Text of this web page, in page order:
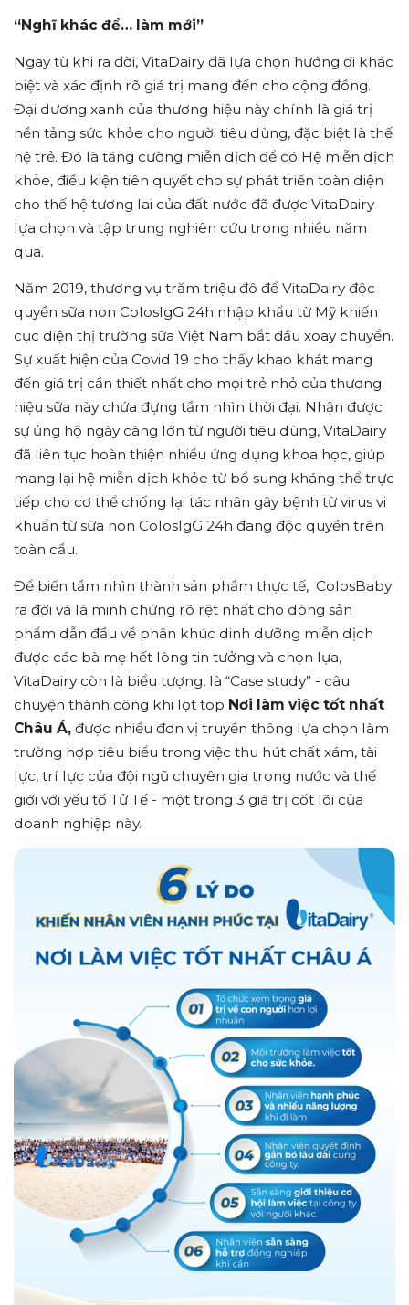
“Nghĩ khác để… làm mới”
Ngay từ khi ra đời, VitaDairy đã lựa chọn hướng đi khác
biệt và xác định rõ giá trị mang đến cho cộng đồng.
Đại dương xanh của thương hiệu này chính là giá trị
nền tảng sức khỏe cho người tiêu dùng, đặc biệt là thế
hệ trẻ. Đó là tăng cường miễn dịch để có Hệ miễn dịch
khỏe, điều kiện tiên quyết cho sự phát triển toàn diện
cho thế hệ tương lai của đất nước đã được VitaDairy
lựa chọn và tập trung nghiên cứu trong nhiều năm
qua.
Năm 2019, thương vụ trăm triệu đô để VitaDairy độc
quyền sữa non ColosIgG 24h nhập khẩu từ Mỹ khiến
cục diện thị trường sữa Việt Nam bắt đầu xoay chuyển.
Sự xuất hiện của Covid 19 cho thấy khao khát mang
đến giá trị cần thiết nhất cho mọi trẻ nhỏ của thương
hiệu sữa này chứa đựng tầm nhìn thời đại. Nhận được
sự ủng hộ ngày càng lớn từ người tiêu dùng, VitaDairy
đã liên tục hoàn thiện nhiều ứng dụng khoa học, giúp
mang lại hệ miễn dịch khỏe từ bổ sung kháng thể trực
tiếp cho cơ thể chống lại tác nhân gây bệnh từ virus vi
khuẩn từ sữa non ColosIgG 24h đang độc quyền trên
toàn cầu.
Để biến tầm nhìn thành sản phẩm thực tế, ColosBaby
ra đời và là minh chứng rõ rệt nhất cho dòng sản
phẩm dẫn đầu về phân khúc dinh dưỡng miễn dịch
được các bà mẹ hết lòng tin tưởng và chọn lựa,
VitaDairy còn là biểu tượng, là “Case study” - câu
chuyện thành công khi lọt top Nơi làm việc tốt nhất
Châu Á, được nhiều đơn vị truyền thông lựa chọn làm
trường hợp tiêu biểu trong việc thu hút chất xám, tài
lực, trí lực của đội ngũ chuyên gia trong nước và thế
giới với yếu tố Tử Tế - một trong 3 giá trị cốt lõi của
doanh nghiệp này.